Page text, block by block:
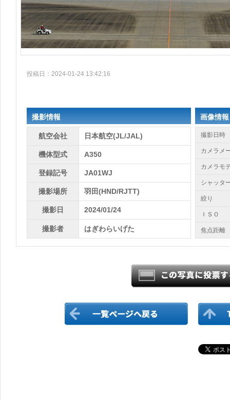
投稿日：2024-01-24 13:42:16
撮影情報
航空会社 日本航空(JL/JAL)
機体型式 A350
登録記号 JA01WJ
撮影場所 羽田(HND/RJTT)
撮影日 2024/01/24
撮影者 はぎわらいげた
画像情報
撮影日時
カメラメ
カメラモ
シャッタ
絞り
ＩＳＯ
焦点距離